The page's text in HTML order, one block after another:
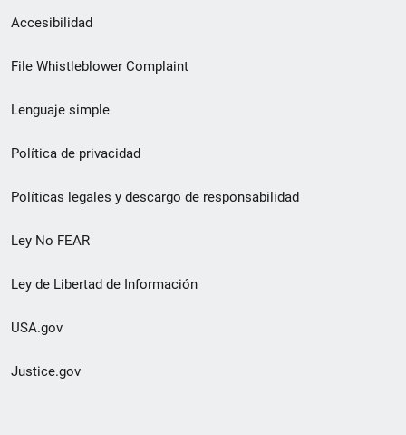
Menú
de
de
pie
de
página
Accesibilidad
File Whistleblower Complaint
Lenguaje simple
Política de privacidad
Políticas legales y descargo de responsabilidad
Ley No FEAR
Ley de Libertad de Información
USA.gov
Justice.gov